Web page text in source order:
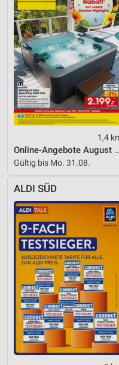
1,4
Online-Angebote August 2026
Gültig bis Mo. 31.08.
ALDI SÜD
personalisierter Inhalte
Messung der
Messung der
Analyse von Zielgruppen
Kombinationen von
Quellen
Entwicklung und
Verwendung reduzierter
Inhalten
IAB-Besonderheiten:
Verwendung genauer
Geräte anhand von aktiv
Informationen
Nicht-IAB-Verarbeitungszwecke:
Notwendig
Performance
Funktional
Werbung